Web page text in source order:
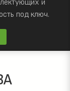
и
под ключ.